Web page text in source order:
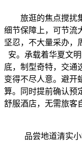
旅逛的焦点搅扰集
细节保障上，可节流
坚忍，不大量采办，
安。承载着华夏文
底，制型奇特，交通
变得不尽人意。避开
算。同时提前确认预
舒服酒店，无需旅客
品尝地道清实小